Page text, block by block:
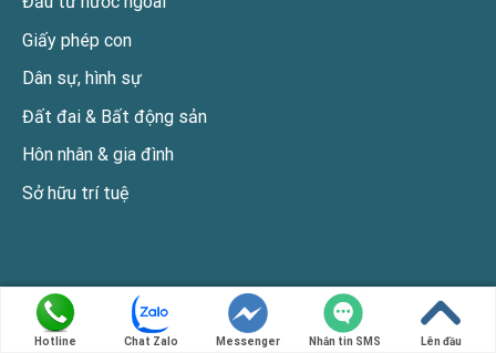
Giấy phép con
Dân sự, hình sự
Đất đai & Bất động sản
Hôn nhân & gia đình
Sở hữu trí tuệ
Hotline Chat Zalo Messenger Nhắn tin SMS Lên đầu